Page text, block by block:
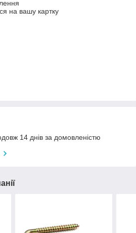
на вашу картку
14 днів за домовленістю